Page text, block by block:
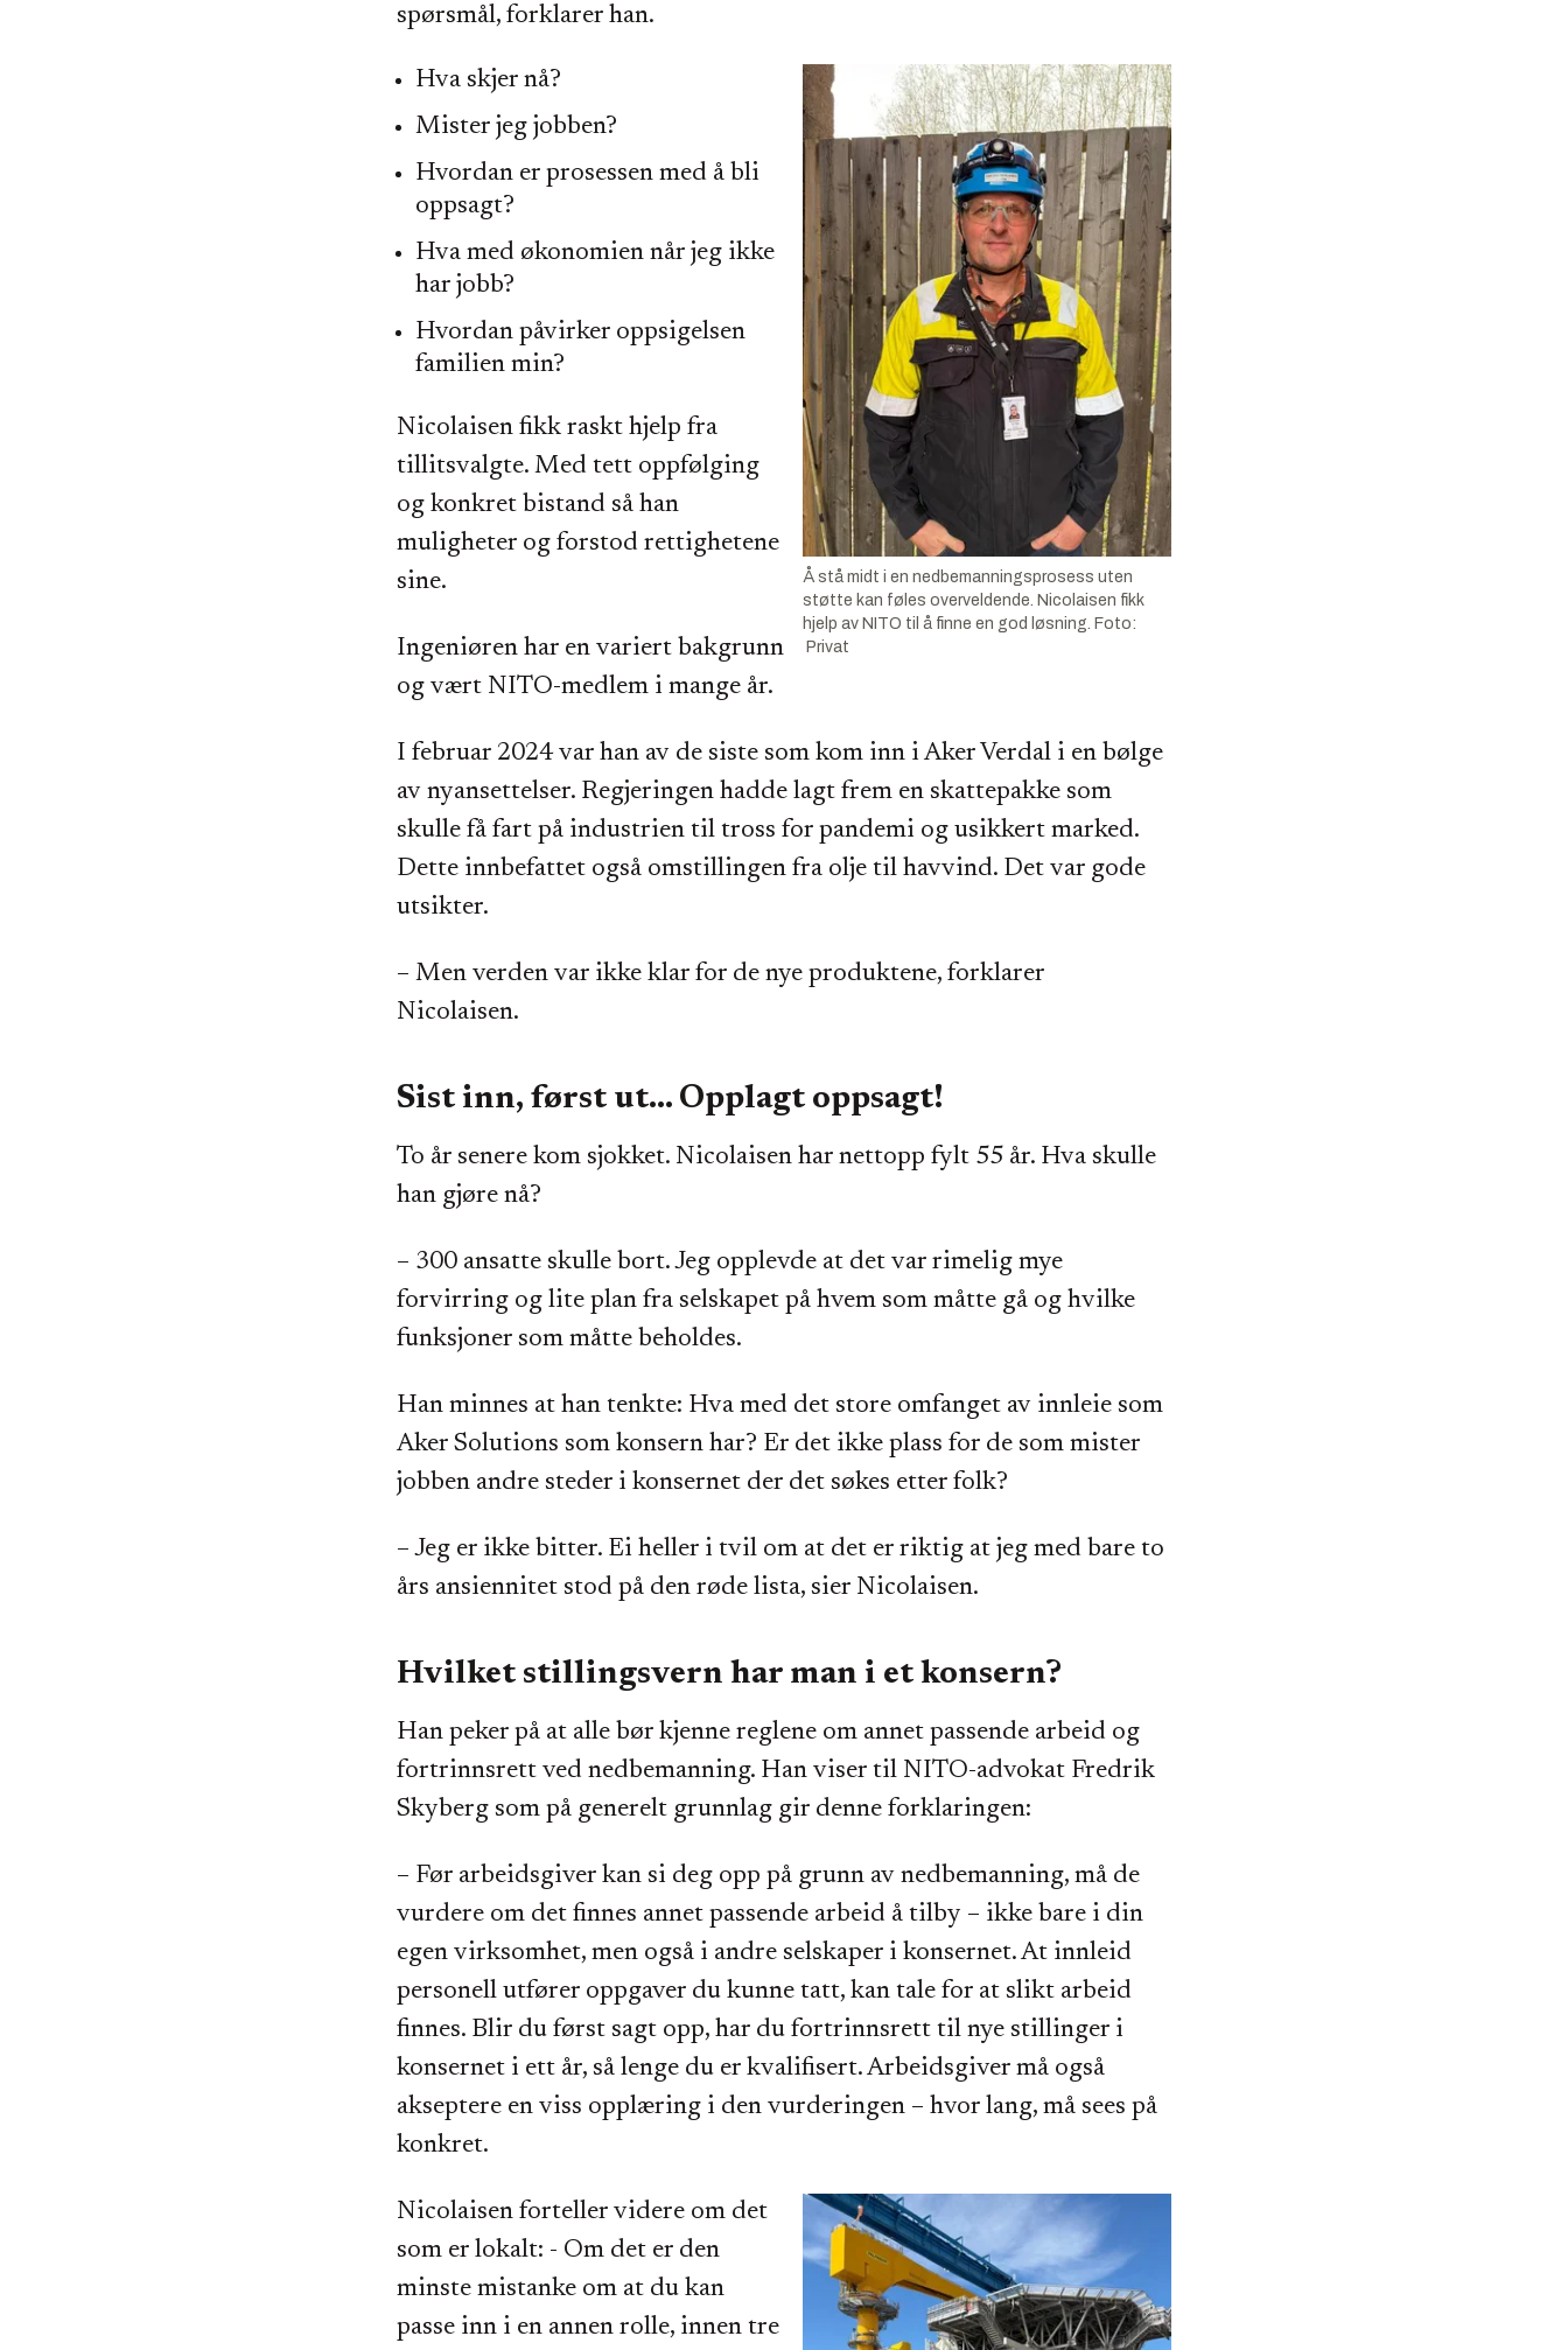
spørsmål, forklarer han.
Å stå midt i en nedbemanningsprosess uten
støtte kan føles overveldende. Nicolaisen fikk
hjelp av NITO til å finne en god løsning. Foto:
Privat
Hva skjer nå?
Mister jeg jobben?
Hvordan er prosessen med å bli
oppsagt?
Hva med økonomien når jeg ikke
har jobb?
Hvordan påvirker oppsigelsen
familien min?
Nicolaisen fikk raskt hjelp fra
tillitsvalgte. Med tett oppfølging
og konkret bistand så han
muligheter og forstod rettighetene
sine.
Ingeniøren har en variert bakgrunn
og vært NITO-medlem i mange år.
I februar 2024 var han av de siste som kom inn i Aker Verdal i en bølge
av nyansettelser. Regjeringen hadde lagt frem en skattepakke som
skulle få fart på industrien til tross for pandemi og usikkert marked.
Dette innbefattet også omstillingen fra olje til havvind. Det var gode
utsikter.
– Men verden var ikke klar for de nye produktene, forklarer
Nicolaisen.
Sist inn, først ut... Opplagt oppsagt!
To år senere kom sjokket. Nicolaisen har nettopp fylt 55 år. Hva skulle
han gjøre nå?
– 300 ansatte skulle bort. Jeg opplevde at det var rimelig mye
forvirring og lite plan fra selskapet på hvem som måtte gå og hvilke
funksjoner som måtte beholdes.
Han minnes at han tenkte: Hva med det store omfanget av innleie som
Aker Solutions som konsern har? Er det ikke plass for de som mister
jobben andre steder i konsernet der det søkes etter folk?
– Jeg er ikke bitter. Ei heller i tvil om at det er riktig at jeg med bare to
års ansiennitet stod på den røde lista, sier Nicolaisen.
Hvilket stillingsvern har man i et konsern?
Han peker på at alle bør kjenne reglene om annet passende arbeid og
fortrinnsrett ved nedbemanning. Han viser til NITO-advokat Fredrik
Skyberg som på generelt grunnlag gir denne forklaringen:
– Før arbeidsgiver kan si deg opp på grunn av nedbemanning, må de
vurdere om det finnes annet passende arbeid å tilby – ikke bare i din
egen virksomhet, men også i andre selskaper i konsernet. At innleid
personell utfører oppgaver du kunne tatt, kan tale for at slikt arbeid
finnes. Blir du først sagt opp, har du fortrinnsrett til nye stillinger i
konsernet i ett år, så lenge du er kvalifisert. Arbeidsgiver må også
akseptere en viss opplæring i den vurderingen – hvor lang, må sees på
konkret.
Nicolaisen forteller videre om det
som er lokalt: - Om det er den
minste mistanke om at du kan
passe inn i en annen rolle, innen tre